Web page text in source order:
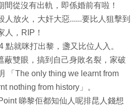
間從沒有出軌，即係婚前有啦！
人放火，大奸大惡......要比人狙擊到
人，RIP！
點就咪打出黎，盞又比位人入。
蔽雙眼，搞到自己身敗名裂，家破
「The only thing we learnt from
nothing from history」。
睇黎佢都知仙人呢排昆人錢想